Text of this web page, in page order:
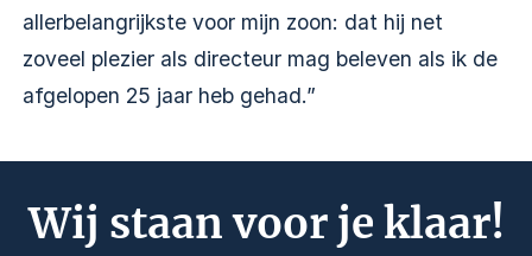
allerbelangrijkste voor mijn zoon: dat hij net
zoveel plezier als directeur mag beleven als ik de
afgelopen 25 jaar heb gehad.”
Wij staan voor je klaar!